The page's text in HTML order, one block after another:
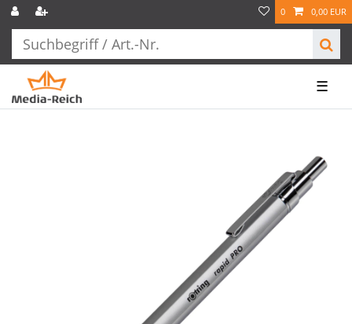
0 0,00 EUR
☰